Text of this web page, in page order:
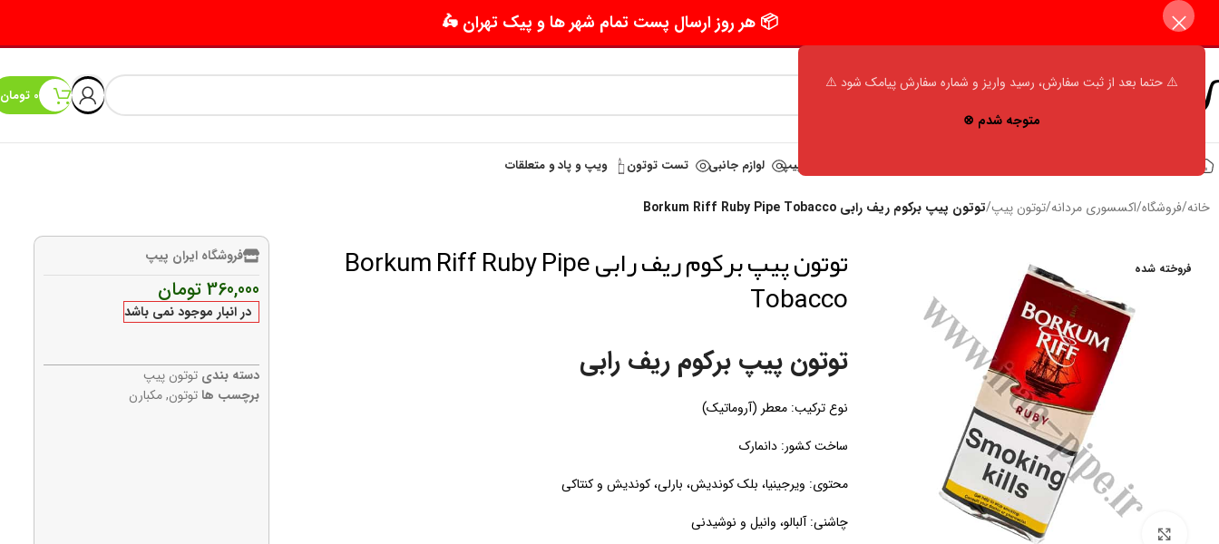
⚠️ حتما بعد از ثبت سفارش، رسید واریز و شماره سفارش پیامک شود ⚠️
متوجه شدم ⊗
📦 هر روز ارسال پست تمام شهر ها و پیک تهران 🛵
0 تومان
فیلتر پیپ لوازم جانبی تست توتون ویپ و پاد و متعلقات
خانه/فروشگاه/اکسسوری مردانه/توتون پیپ/توتون پیپ برکوم ریف رابی Borkum Riff Ruby Pipe Tobacco
فروخته شده
برای بزرگنمایی کلیک کنید
توتون پیپ برکوم ریف رابی Borkum Riff Ruby Pipe
Tobacco
توتون پیپ برکوم ریف رابی
نوع ترکیب: معطر (آروماتیک)
ساخت کشور: دانمارک
محتوی: ویرجینیا، بلک کوندیش، بارلی، کوندیش و کنتاکی
چاشنی: آلبالو، وانیل و نوشیدنی
فروشگاه ایران پیپ
360,000 تومان
در انبار موجود نمی باشد
دسته بندی توتون پیپ
برچسب ها توتون,مکبارن